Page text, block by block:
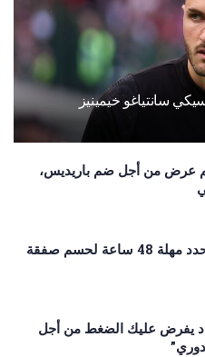
سانتياغو خيمينيز
عرض من أجل ضم باريديس،
نادي غالاتاسراي يحدد مهلة 48 ساعة لحسم صفقة
يفرض عليك الضغط من أجل